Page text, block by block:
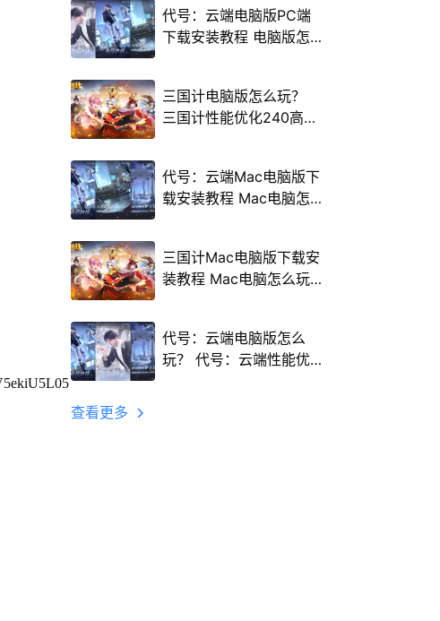
代号：云端电脑版PC端
下载安装教程 电脑版怎
三国计电脑版怎么玩？
三国计性能优化240高帧
代号：云端Mac电脑版下
载安装教程 Mac电脑怎
三国计Mac电脑版下载安
装教程 Mac电脑怎么玩
代号：云端电脑版怎么
玩？ 代号：云端性能优
查看更多